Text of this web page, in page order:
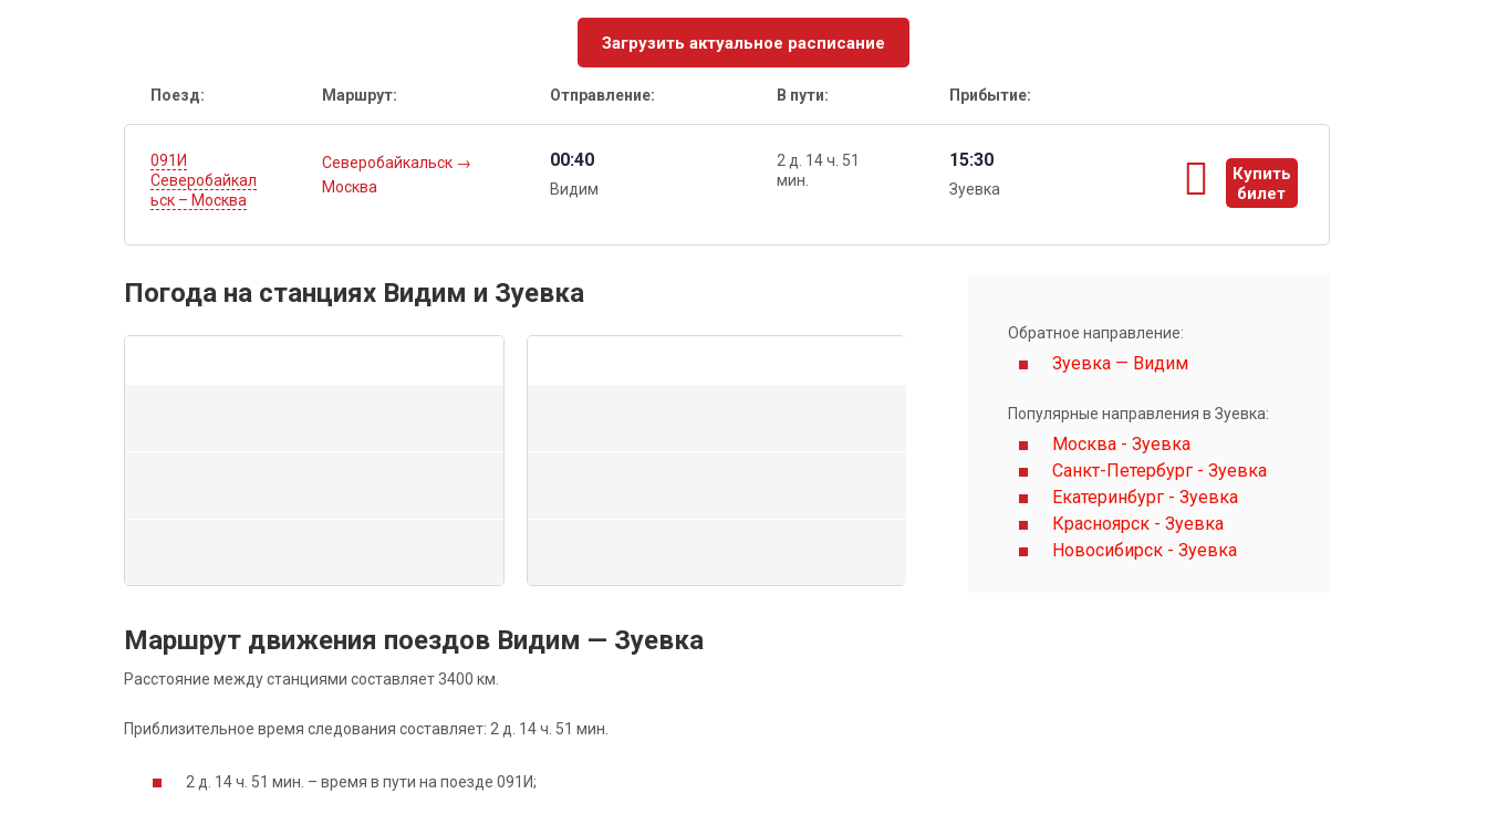
Загрузить актуальное расписание
Поезд: Маршрут: Отправление: В пути: Прибытие:
091И
Северобайкал
ьск – Москва
Северобайкальск →
Москва
00:40
Видим
2 д. 14 ч. 51
мин.
15:30
Зуевка
Купить
билет
ы
Погода на станциях Видим и Зуевка
Маршрут движения поездов Видим — Зуевка
Расстояние между станциями составляет 3400 км.
Приблизительное время следования составляет: 2 д. 14 ч. 51 мин.
2 д. 14 ч. 51 мин. – время в пути на поезде 091И;
Обратное направление:
Зуевка — Видим
Популярные направления в Зуевка:
Москва - Зуевка
Санкт-Петербург - Зуевка
Екатеринбург - Зуевка
Красноярск - Зуевка
Новосибирск - Зуевка